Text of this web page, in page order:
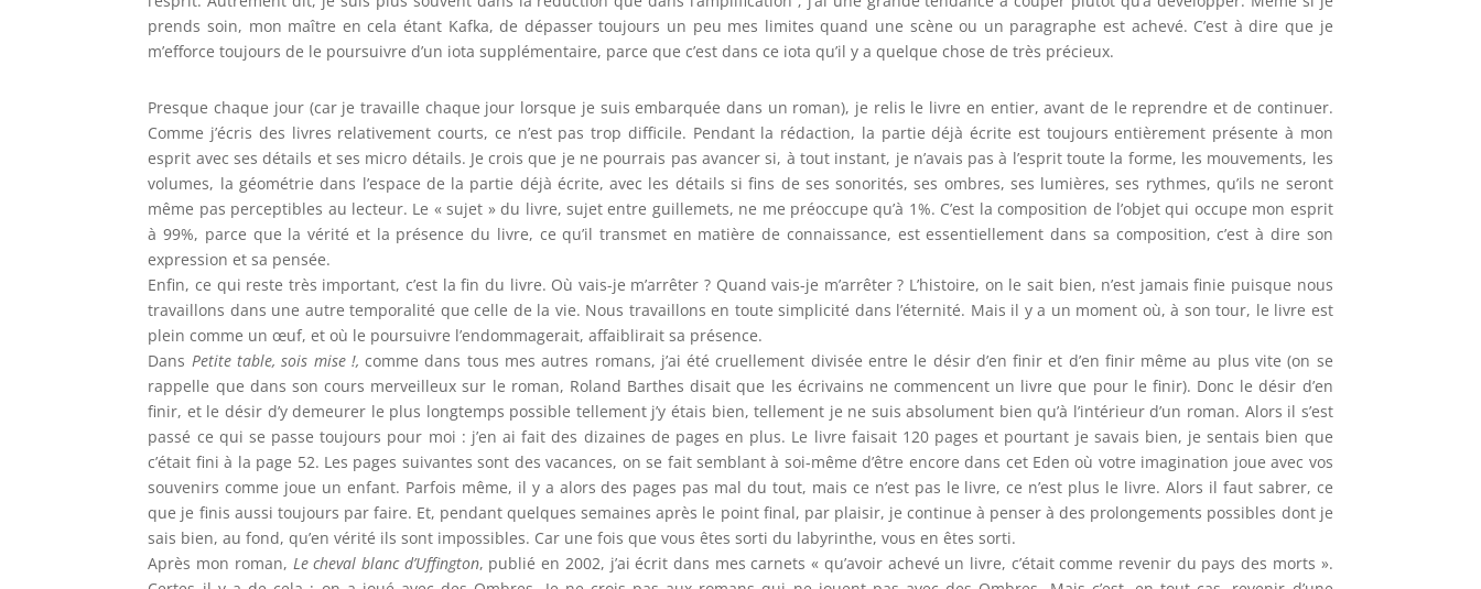
prends soin, mon maître en cela étant Kafka, de dépasser toujours un peu mes limites quand une scène ou un paragraphe est achevé. C’est à dire que je
m’efforce toujours de le poursuivre d’un iota supplémentaire, parce que c’est dans ce iota qu’il y a quelque chose de très précieux.
Presque chaque jour (car je travaille chaque jour lorsque je suis embarquée dans un roman), je relis le livre en entier, avant de le reprendre et de continuer.
Comme j’écris des livres relativement courts, ce n’est pas trop difficile. Pendant la rédaction, la partie déjà écrite est toujours entièrement présente à mon
esprit avec ses détails et ses micro détails. Je crois que je ne pourrais pas avancer si, à tout instant, je n’avais pas à l’esprit toute la forme, les mouvements, les
volumes, la géométrie dans l’espace de la partie déjà écrite, avec les détails si fins de ses sonorités, ses ombres, ses lumières, ses rythmes, qu’ils ne seront
même pas perceptibles au lecteur. Le « sujet » du livre, sujet entre guillemets, ne me préoccupe qu’à 1%. C’est la composition de l’objet qui occupe mon esprit
à 99%, parce que la vérité et la présence du livre, ce qu’il transmet en matière de connaissance, est essentiellement dans sa composition, c’est à dire son
expression et sa pensée.
Enfin, ce qui reste très important, c’est la fin du livre. Où vais-je m’arrêter ? Quand vais-je m’arrêter ? L’histoire, on le sait bien, n’est jamais finie puisque nous
travaillons dans une autre temporalité que celle de la vie. Nous travaillons en toute simplicité dans l’éternité. Mais il y a un moment où, à son tour, le livre est
plein comme un œuf, et où le poursuivre l’endommagerait, affaiblirait sa présence.
Dans Petite table, sois mise !,comme dans tous mes autres romans, j’ai été cruellement divisée entre le désir d’en finir et d’en finir même au plus vite (on se
rappelle que dans son cours merveilleux sur le roman, Roland Barthes disait que les écrivains ne commencent un livre que pour le finir). Donc le désir d’en
finir, et le désir d’y demeurer le plus longtemps possible tellement j’y étais bien, tellement je ne suis absolument bien qu’à l’intérieur d’un roman. Alors il s’est
passé ce qui se passe toujours pour moi : j’en ai fait des dizaines de pages en plus. Le livre faisait 120 pages et pourtant je savais bien, je sentais bien que
c’était fini à la page 52. Les pages suivantes sont des vacances, on se fait semblant à soi-même d’être encore dans cet Eden où votre imagination joue avec vos
souvenirs comme joue un enfant. Parfois même, il y a alors des pages pas mal du tout, mais ce n’est pas le livre, ce n’est plus le livre. Alors il faut sabrer, ce
que je finis aussi toujours par faire. Et, pendant quelques semaines après le point final, par plaisir, je continue à penser à des prolongements possibles dont je
sais bien, au fond, qu’en vérité ils sont impossibles. Car une fois que vous êtes sorti du labyrinthe, vous en êtes sorti.
Après mon roman, Le cheval blanc d’Uffington, publié en 2002, j’ai écrit dans mes carnets « qu’avoir achevé un livre, c’était comme revenir du pays des morts ».